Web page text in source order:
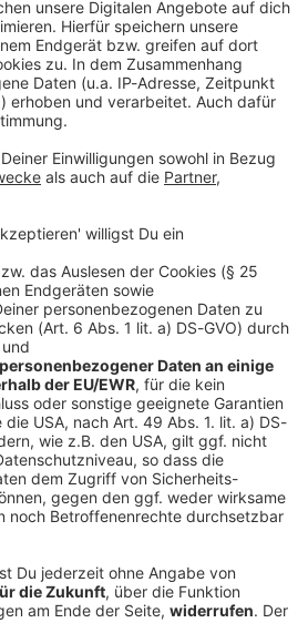
© dpa-infocom, dpa:251223-930-460278/2
INTERESSIEREN